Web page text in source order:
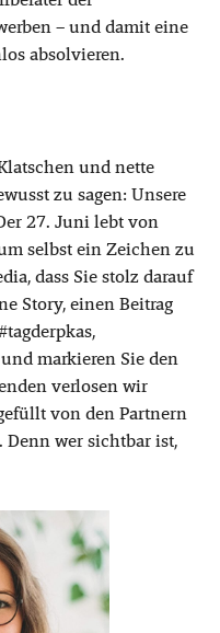
– und damit eine
absolvieren.
und nette
zu sagen: Unsere
27. Juni lebt von
selbst ein Zeichen zu
dass Sie stolz darauf
Story, einen Beitrag
markieren Sie den
verlosen wir
von den Partnern
Denn wer sichtbar ist,